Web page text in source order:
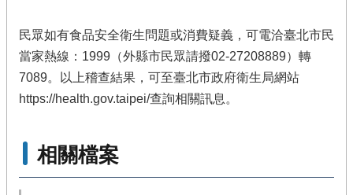
民眾如有食品安全衛生問題或消費疑義，可電洽臺北市民
當家熱線：1999（外縣市民眾請撥02-27208889）轉
7089。以上稽查結果，可至臺北市政府衛生局網站
https://health.gov.taipei/查詢相關訊息。
相關檔案